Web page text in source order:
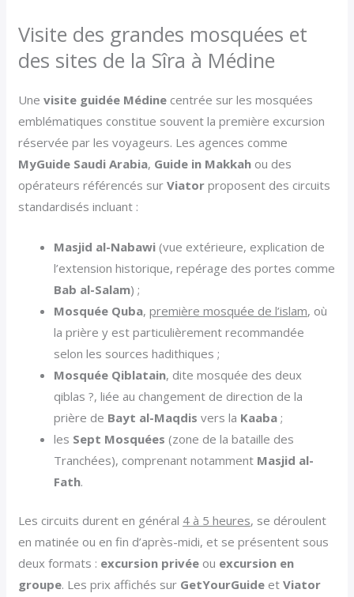
Visite des grandes mosquées et
des sites de la Sîra à Médine
Unevisite guidée Médine centrée sur les mosquées
emblématiques constitue souvent la première excursion
réservée par les voyageurs. Les agences comme
MyGuide Saudi Arabia, Guide in Makkah ou des
opérateurs référencés surViator proposent des circuits
standardisés incluant :
Masjid al-Nabawi (vue extérieure, explication de
l’extension historique, repérage des portes comme
Bab al-Salam) ;
Mosquée Quba,première mosquée de l’islam, où
la prière y est particulièrement recommandée
selon les sources hadithiques ;
Mosquée Qiblatain, dite mosquée des deux
qiblas ?, liée au changement de direction de la
prière de Bayt al-Maqdis vers la Kaaba ;
les Sept Mosquées (zone de la bataille des
Tranchées), comprenant notamment Masjid al-
Fath.
Les circuits durent en général 4 à 5 heures, se déroulent
en matinée ou en fin d’après-midi, et se présentent sous
deux formats : excursion privée ou excursion en
groupe. Les prix affichés sur GetYourGuide etViator